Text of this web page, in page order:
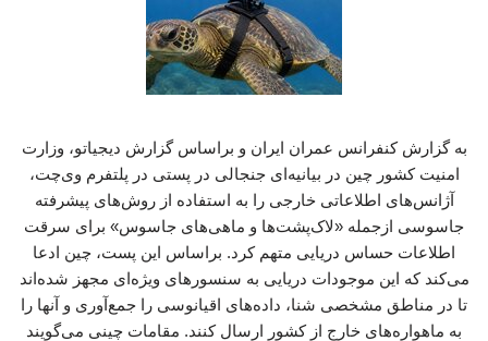
به گزارش کنفرانس عمران ایران و براساس گزارش دیجیاتو، وزارت
امنیت کشور چین در بیانیه‌ای جنجالی در پستی در پلتفرم وی‌چت،
آژانس‌های اطلاعاتی خارجی را به استفاده از روش‌های پیشرفته
جاسوسی ازجمله «لاک‌پشت‌ها و ماهی‌های جاسوس» برای سرقت
اطلاعات حساس دریایی متهم کرد. براساس این پست، چین ادعا
می‌کند که این موجودات دریایی به سنسورهای ویژه‌ای مجهز شده‌اند
تا در مناطق مشخصی شنا، داده‌های اقیانوسی را جمع‌آوری و آنها را
به ماهواره‌های خارج از کشور ارسال کنند. مقامات چینی می‌گویند